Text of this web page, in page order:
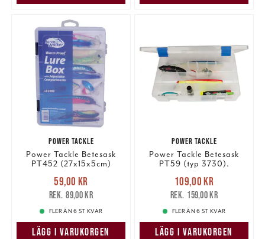
POWER TACKLE
Power Tackle Betesask
PT452 (27x15x5cm)
Nuvarande pris
59,00 krTidigare pris
89,00 kr
59,00 kr
89,00 kr
FLER ÄN 6 ST KVAR
LÄGG I VARUKORGEN
POWER TACKLE
Power Tackle Betesask
PT59 (typ 3730).
Nuvarande pris
109,00 krTidigare pris
159,00 kr
109,00 kr
159,00 kr
FLER ÄN 6 ST KVAR
LÄGG I VARUKORGEN